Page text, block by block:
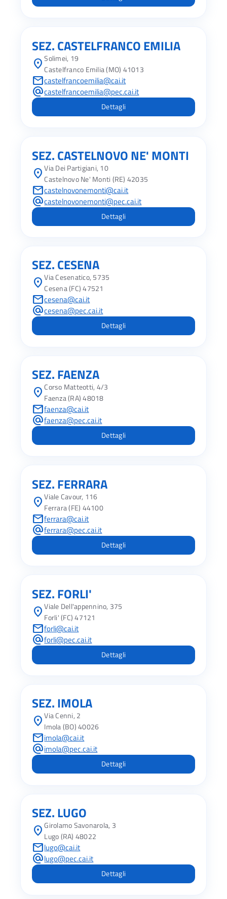
SEZ. CASTELFRANCO EMILIA
location_onSolimei, 19
Castelfranco Emilia (MO) 41013
mailcastelfrancoemilia@cai.it
alternate_emailcastelfrancoemilia@pec.cai.it
Dettagli
SEZ. CASTELNOVO NE' MONTI
location_onVia Dei Partigiani, 10
Castelnovo Ne' Monti (RE) 42035
mailcastelnovonemonti@cai.it
alternate_emailcastelnovonemonti@pec.cai.it
Dettagli
SEZ. CESENA
location_onVia Cesenatico, 5735
Cesena (FC) 47521
mailcesena@cai.it
alternate_emailcesena@pec.cai.it
Dettagli
SEZ. FAENZA
location_onCorso Matteotti, 4/3
Faenza (RA) 48018
mailfaenza@cai.it
alternate_emailfaenza@pec.cai.it
Dettagli
SEZ. FERRARA
location_onViale Cavour, 116
Ferrara (FE) 44100
mailferrara@cai.it
alternate_emailferrara@pec.cai.it
Dettagli
SEZ. FORLI'
location_onViale Dell'appennino, 375
Forli' (FC) 47121
mailforli@cai.it
alternate_emailforli@pec.cai.it
Dettagli
SEZ. IMOLA
location_onVia Cenni, 2
Imola (BO) 40026
mailimola@cai.it
alternate_emailimola@pec.cai.it
Dettagli
SEZ. LUGO
location_onGirolamo Savonarola, 3
Lugo (RA) 48022
maillugo@cai.it
alternate_emaillugo@pec.cai.it
Dettagli